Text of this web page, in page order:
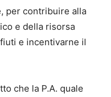
per contribuire alla
e della risorsa
e incentivarne il
che la P.A. quale